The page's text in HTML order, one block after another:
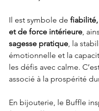
Il est symbole de fiabilité,
et de force intérieure,
sagesse pratique, la
émotionnelle et la
les défis avec calme.
associé à la prospérité
En bijouterie, le Buffle